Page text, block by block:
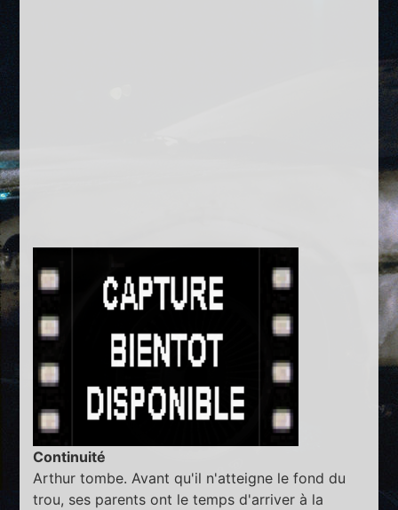
Continuité
Arthur tombe. Avant qu'il n'atteigne le fond du
trou, ses parents ont le temps d'arriver à la